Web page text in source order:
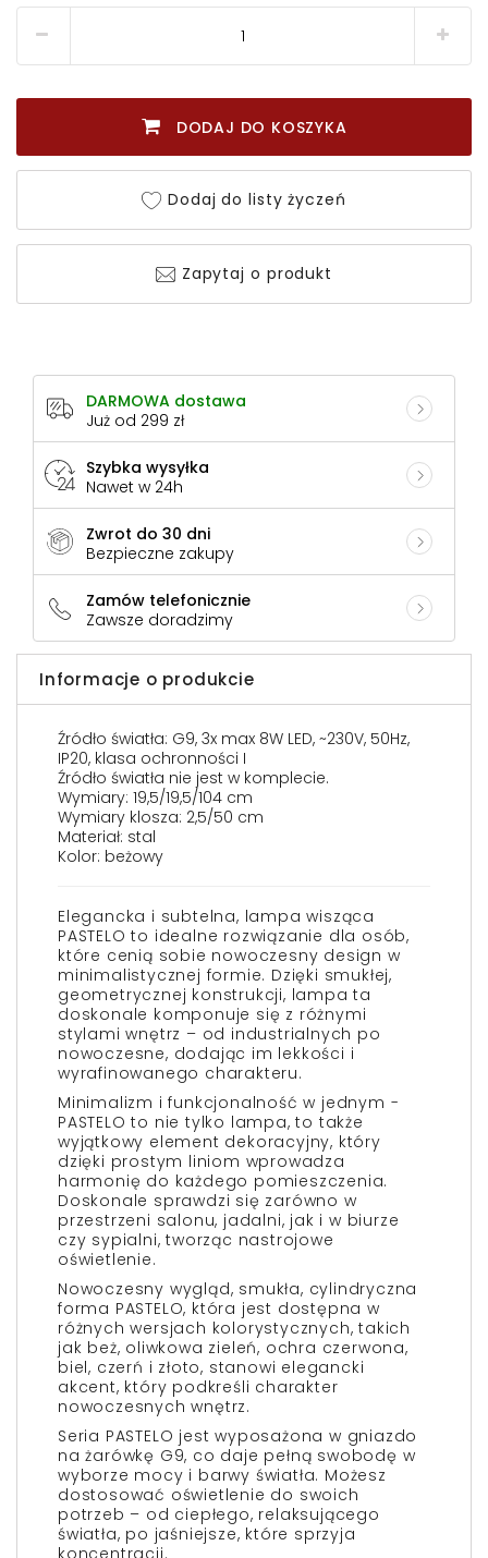
DODAJ DO KOSZYKA
Dodaj do listy życzeń
Zapytaj o produkt
DARMOWA dostawa
Już od 299 zł
Szybka wysyłka
Nawet w 24h
Zwrot do 30 dni
Bezpieczne zakupy
Zamów telefonicznie
Zawsze doradzimy
Informacje o produkcie
Źródło światła: G9, 3x max 8W LED, ~230V, 50Hz,
IP20, klasa ochronności I
Źródło światła nie jest w komplecie.
Wymiary: 19,5/19,5/104 cm
Wymiary klosza: 2,5/50 cm
Materiał: stal
Kolor: beżowy
Elegancka i subtelna, lampa wisząca
PASTELO to idealne rozwiązanie dla osób,
które cenią sobie nowoczesny design w
minimalistycznej formie. Dzięki smukłej,
geometrycznej konstrukcji, lampa ta
doskonale komponuje się z różnymi
stylami wnętrz – od industrialnych po
nowoczesne, dodając im lekkości i
wyrafinowanego charakteru.
Minimalizm i funkcjonalność w jednym -
PASTELO to nie tylko lampa, to także
wyjątkowy element dekoracyjny, który
dzięki prostym liniom wprowadza
harmonię do każdego pomieszczenia.
Doskonale sprawdzi się zarówno w
przestrzeni salonu, jadalni, jak i w biurze
czy sypialni, tworząc nastrojowe
oświetlenie.
Nowoczesny wygląd, smukła, cylindryczna
forma PASTELO, która jest dostępna w
różnych wersjach kolorystycznych, takich
jak beż, oliwkowa zieleń, ochra czerwona,
biel, czerń i złoto, stanowi elegancki
akcent, który podkreśli charakter
nowoczesnych wnętrz.
Seria PASTELO jest wyposażona w gniazdo
na żarówkę G9, co daje pełną swobodę w
wyborze mocy i barwy światła. Możesz
dostosować oświetlenie do swoich
potrzeb – od ciepłego, relaksującego
światła, po jaśniejsze, które sprzyja